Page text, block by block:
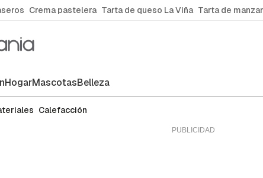
Crema pastelera Tarta de queso La Viña Tarta de
HogarMascotasBelleza
Calefacción